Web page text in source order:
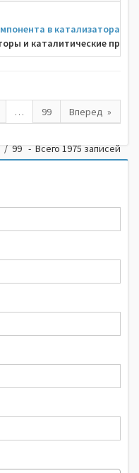
в катализаторах
и каталитические
… 99 Вперед »
99 - Всего 1975 записей